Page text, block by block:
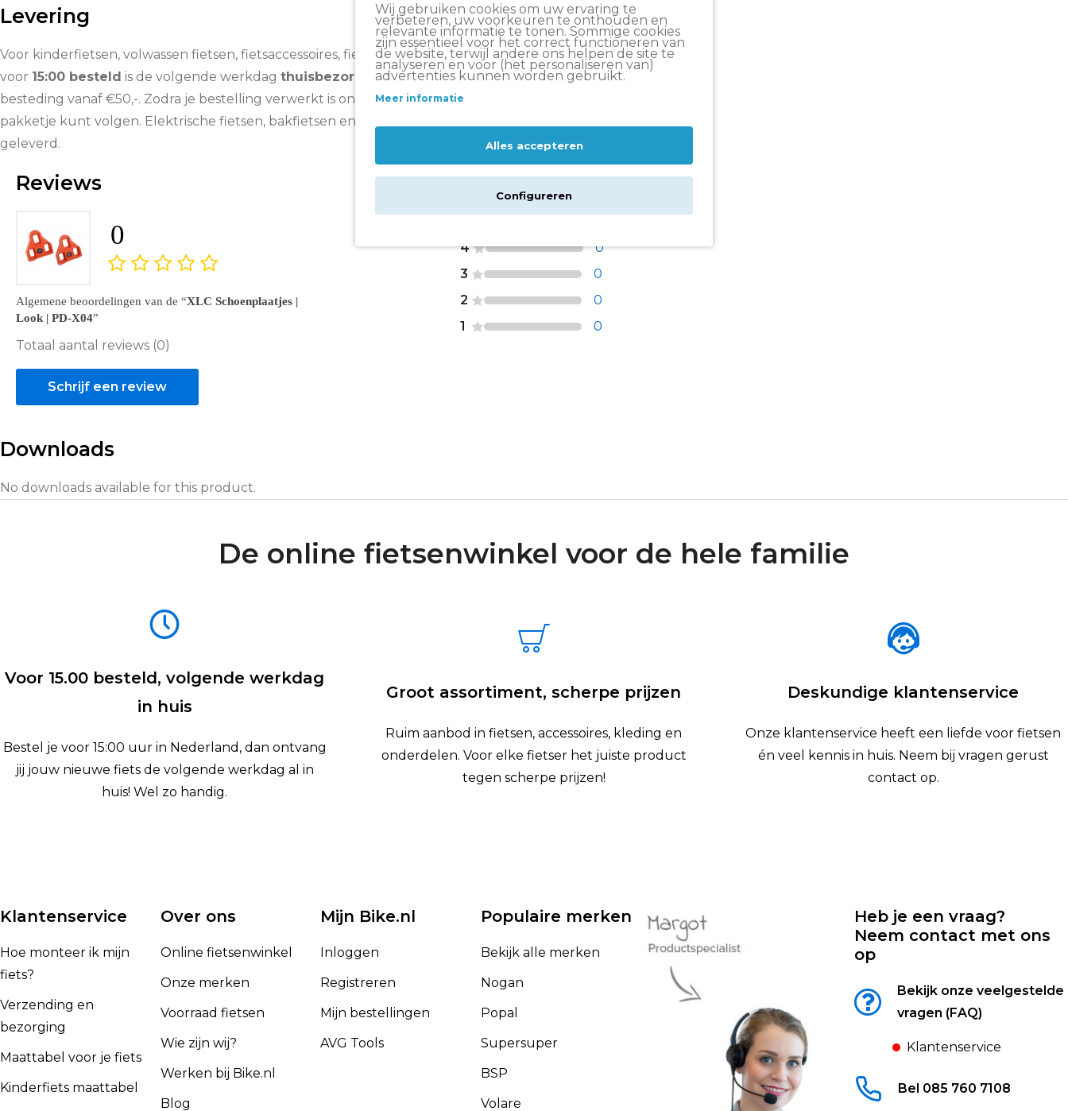
Levering
Voor kinderfietsen, volwassen fietsen, fietsaccessoires, fietsonderdelen en fietskleding geldt: vandaag
voor 15:00 besteld is de volgende werkdag thuisbezorgd!Bij Bike.nl profiteer je van gratis levering bij
besteding vanaf €50,-. Zodra je bestelling verwerkt is ontvang je een Track & Trace-code waarmee je je
pakketje kunt volgen. Elektrische fietsen, bakfietsen en driewielers worden op afspraak rijklaar
geleverd.
Reviews
0
Algemene beoordelingen van de
XLC Schoenplaatjes |
Look | PD-X04
Totaal aantal reviews (0)
4
0
3
0
2
0
1
0
Schrijf een review
Downloads
No downloads available for this product.
De online fietsenwinkel voor de hele familie
Voor 15.00 besteld, volgende werkdag
in huis
Bestel je voor 15:00 uur in Nederland, dan ontvang
jij jouw nieuwe fiets de volgende werkdag al in
huis! Wel zo handig.
Groot assortiment, scherpe prijzen
Ruim aanbod in fietsen, accessoires, kleding en
onderdelen. Voor elke fietser het juiste product
tegen scherpe prijzen!
Deskundige klantenservice
Onze klantenservice heeft een liefde voor fietsen
én veel kennis in huis. Neem bij vragen gerust
contact op.
Klantenservice
Hoe monteer ik mijn
fiets?
Verzending en
bezorging
Maattabel voor je fiets
Kinderfiets maattabel
Over ons
Online fietsenwinkel
Onze merken
Voorraad fietsen
Wie zijn wij?
Werken bij Bike.nl
Blog
Mijn Bike.nl
Inloggen
Registreren
Mijn bestellingen
AVG Tools
Populaire merken
Bekijk alle merken
Nogan
Popal
Supersuper
BSP
Volare
Heb je een vraag?
Neem contact met ons
op
Bekijk onze veelgestelde
vragen (FAQ)
Klantenservice
Bel 085 760 7108
Wij gebruiken cookies om uw ervaring te
verbeteren, uw voorkeuren te onthouden en
relevante informatie te tonen. Sommige cookies
zijn essentieel voor het correct functioneren van
de website, terwijl andere ons helpen de site te
analyseren en voor (het personaliseren van)
advertenties kunnen worden gebruikt.
Meer informatie
Alles accepteren
Configureren